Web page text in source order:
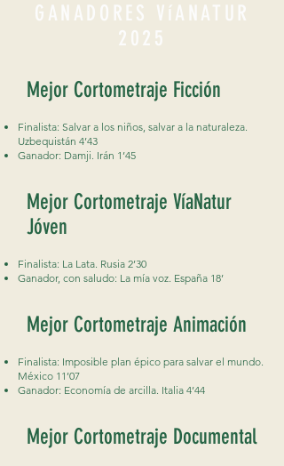
GANADORES VíANATUR
2025
Mejor Cortometraje Ficción
Finalista: Salvar a los niños, salvar a la naturaleza.
Uzbequistán 4’43
Ganador: Damji. Irán 1’45
Mejor Cortometraje VíaNatur
Jóven
Finalista: La Lata. Rusia 2’30
Ganador, con saludo: La mía voz. España 18’
Mejor Cortometraje Animación
Finalista: Imposible plan épico para salvar el mundo.
México 11’07
Ganador: Economía de arcilla. Italia 4’44
Mejor Cortometraje Documental